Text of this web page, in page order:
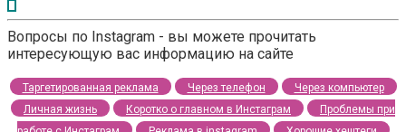
Вопросы по Instagram - вы можете прочитать
интересующую вас информацию на сайте
Таргетированная реклама Через телефон
Через компьютер
Личная жизнь
Коротко о главном в Инстаграм
Проблемы при